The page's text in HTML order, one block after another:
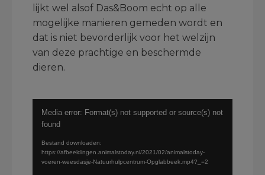
lijkt wel alsof Das&Boom echt op alle
mogelijke manieren gemeden wordt en
dat is niet bevorderlijk voor het welzijn
van deze prachtige en beschermde
dieren.
Media error: Format(s) not supported or source(s) not
found
Bestand downloaden:
https://afbeeldingen.animalstoday.nl/2021/02/animalstoday-
voeren-weesdasje-Natuurhulpcentrum-Opglabbeek.mp4?_=2